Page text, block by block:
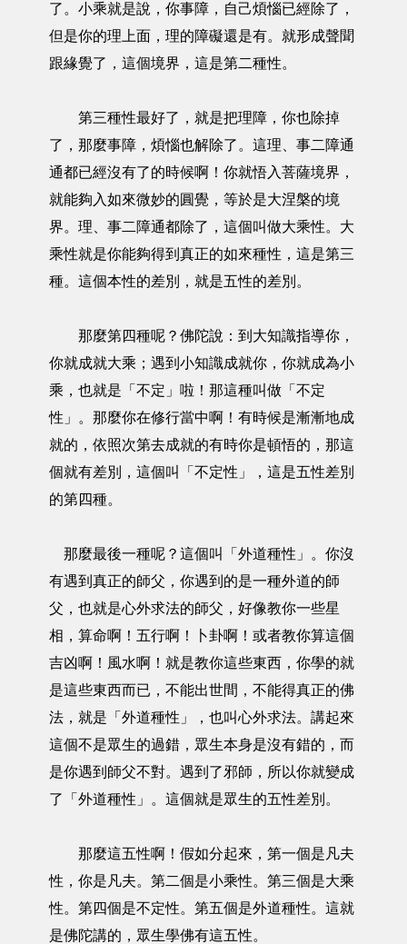
了。小乘就是說，你事障，自己煩惱已經除了，
但是你的理上面，理的障礙還是有。就形成聲聞
跟緣覺了，這個境界，這是第二種性。
第三種性最好了，就是把理障，你也除掉
了，那麼事障，煩惱也解除了。這理、事二障通
通都已經沒有了的時候啊！你就悟入菩薩境界，
就能夠入如來微妙的圓覺，等於是大涅槃的境
界。理、事二障通都除了，這個叫做大乘性。大
乘性就是你能夠得到真正的如來種性，這是第三
種。這個本性的差別，就是五性的差別。
那麼第四種呢？佛陀說：到大知識指導你，
你就成就大乘；遇到小知識成就你，你就成為小
乘，也就是「不定」啦！那這種叫做「不定
性」。那麼你在修行當中啊！有時候是漸漸地成
就的，依照次第去成就的有時你是頓悟的，那這
個就有差別，這個叫「不定性」，這是五性差別
的第四種。
那麼最後一種呢？這個叫「外道種性」。你沒
有遇到真正的師父，你遇到的是一種外道的師
父，也就是心外求法的師父，好像教你一些星
相，算命啊！五行啊！卜卦啊！或者教你算這個
吉凶啊！風水啊！就是教你這些東西，你學的就
是這些東西而已，不能出世間，不能得真正的佛
法，就是「外道種性」，也叫心外求法。講起來
這個不是眾生的過錯，眾生本身是沒有錯的，而
是你遇到師父不對。遇到了邪師，所以你就變成
了「外道種性」。這個就是眾生的五性差別。
那麼這五性啊！假如分起來，第一個是凡夫
性，你是凡夫。第二個是小乘性。第三個是大乘
性。第四個是不定性。第五個是外道種性。這就
是佛陀講的，眾生學佛有這五性。